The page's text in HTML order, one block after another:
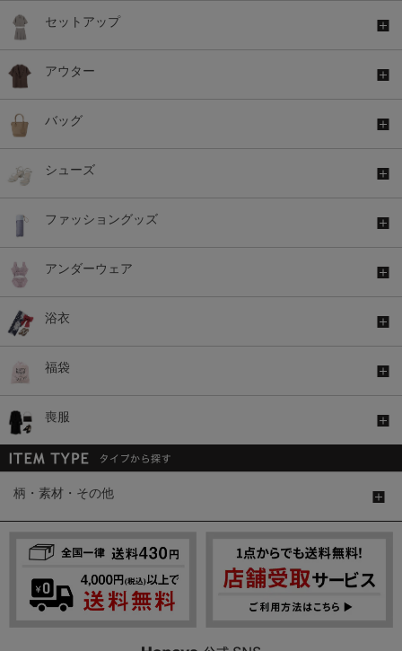
セットアップ
アウター
バッグ
シューズ
ファッショングッズ
アンダーウェア
浴衣
福袋
喪服
柄・素材・その他